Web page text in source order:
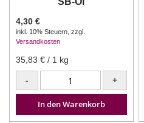
4,30 €
inkl. 10% Steuern zzgl.
Versandkosten
35,83 € / 1 kg
- +
In den Warenkorb